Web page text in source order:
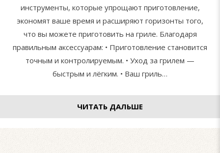
инструменты, которые упрощают приготовление,
экономят ваше время и расширяют горизонты того,
что вы можете приготовить на гриле. Благодаря
правильным аксессуарам: • Приготовление становится
точным и контролируемым. • Уход за грилем —
быстрым и лёгким. • Ваш гриль…
ЧИТАТЬ ДАЛЬШЕ